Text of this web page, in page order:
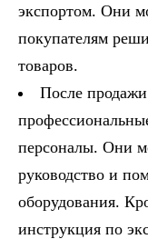
экспортом. Они
покупателям
товаров.
После
персоналы. Они
руководство и
оборудования.
инструкция по